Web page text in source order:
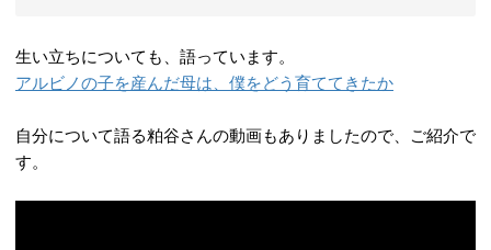
生い立ちについても、語っています。
アルビノの子を産んだ母は、僕をどう育ててきたか
自分について語る粕谷さんの動画もありましたので、ご紹介で
す。